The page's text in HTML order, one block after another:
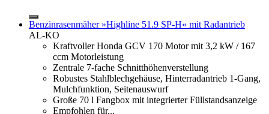
Benzinrasenmäher »Highline 51.9 SP-H« mit Radantrieb
AL-KO
Kraftvoller Honda GCV 170 Motor mit 3,2 kW / 167
ccm Motorleistung
Zentrale 7-fache Schnitthöhenverstellung
Robustes Stahlblechgehäuse, Hinterradantrieb 1-Gang,
Mulchfunktion, Seitenauswurf
Große 70 l Fangbox mit integrierter Füllstandsanzeige
Empfohlen für...